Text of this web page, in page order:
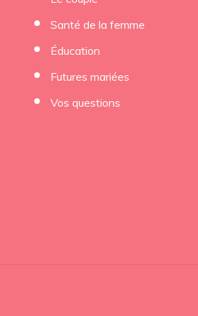
Santé de la femme
Éducation
Futures mariées
Vos questions